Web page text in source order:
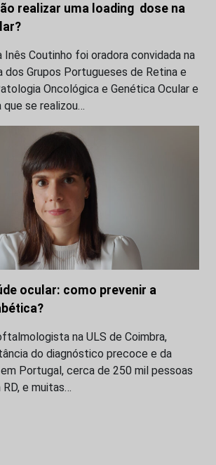
realizar uma loading dose na
Coutinho foi oradora convidada na
dos Grupos Portugueses de Retina e
Oncológica e Genética Ocular e
que se realizou…
ocular: como prevenir a
na ULS de Coimbra,
do diagnóstico precoce e da
Portugal, cerca de 250 mil pessoas
e muitas…